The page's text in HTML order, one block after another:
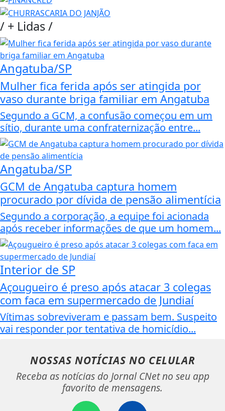
/ + Lidas/
Angatuba/SP
Mulher fica ferida após ser atingida por
vaso durante briga familiar em Angatuba
Segundo a GCM, a confusão começou em um
sítio, durante uma confraternização entre...
Angatuba/SP
GCM de Angatuba captura homem
procurado por dívida de pensão alimentícia
Segundo a corporação, a equipe foi acionada
após receber informações de que um homem...
Interior de SP
Açougueiro é preso após atacar 3 colegas
com faca em supermercado de Jundiaí
Vítimas sobreviveram e passam bem. Suspeito
vai responder por tentativa de homicídio...
NOSSAS NOTÍCIAS NO CELULAR
Receba as notícias do Jornal CNet no seu app
favorito de mensagens.